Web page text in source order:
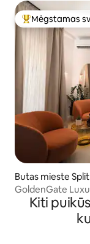
Svečių
Mėgstamas
Butas mieste Split
GoldenGate
Kiti